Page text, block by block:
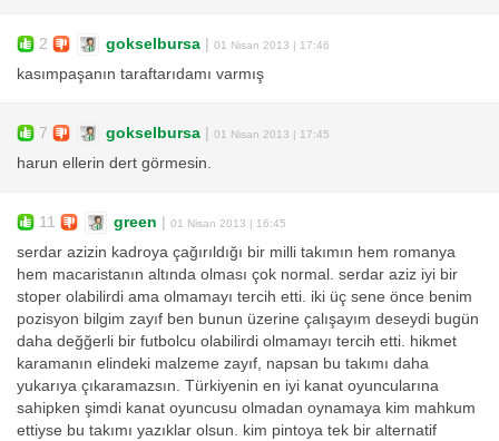
2 gokselbursa | 01 Nisan 2013 | 17:46
kasımpaşanın taraftarıdamı varmış
7 gokselbursa | 01 Nisan 2013 | 17:45
harun ellerin dert görmesin.
11 green | 01 Nisan 2013 | 16:45
serdar azizin kadroya çağırıldığı bir milli takımın hem romanya
hem macaristanın altında olması çok normal. serdar aziz iyi bir
stoper olabilirdi ama olmamayı tercih etti. iki üç sene önce benim
pozisyon bilgim zayıf ben bunun üzerine çalışayım deseydi bugün
daha değğerli bir futbolcu olabilirdi olmamayı tercih etti. hikmet
karamanın elindeki malzeme zayıf, napsan bu takımı daha
yukarıya çıkaramazsın. Türkiyenin en iyi kanat oyuncularına
sahipken şimdi kanat oyuncusu olmadan oynamaya kim mahkum
ettiyse bu takımı yazıklar olsun. kim pintoya tek bir alternatif